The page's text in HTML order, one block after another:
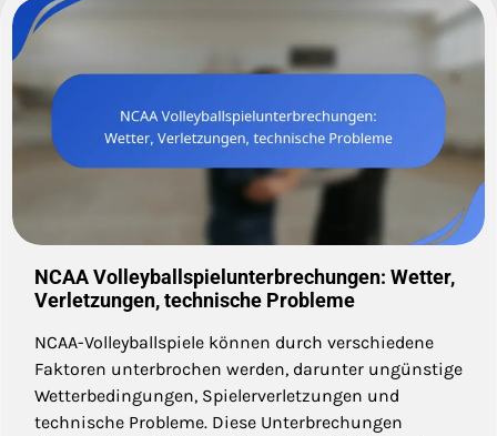
NCAA Volleyballspielunterbrechungen: Wetter,
Verletzungen, technische Probleme
NCAA-Volleyballspiele können durch verschiedene
Faktoren unterbrochen werden, darunter ungünstige
Wetterbedingungen, Spielerverletzungen und
technische Probleme. Diese Unterbrechungen